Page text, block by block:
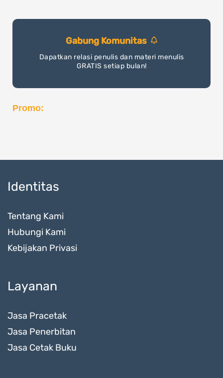
Gabung Komunitas
Dapatkan relasi penulis dan materi menulis
GRATIS setiap bulan!
Promo:
Identitas
Tentang Kami
Hubungi Kami
Kebijakan Privasi
Layanan
Jasa Pracetak
Jasa Penerbitan
Jasa Cetak Buku